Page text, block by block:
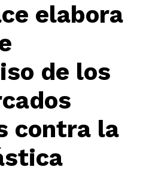
elabora
de los
contra la